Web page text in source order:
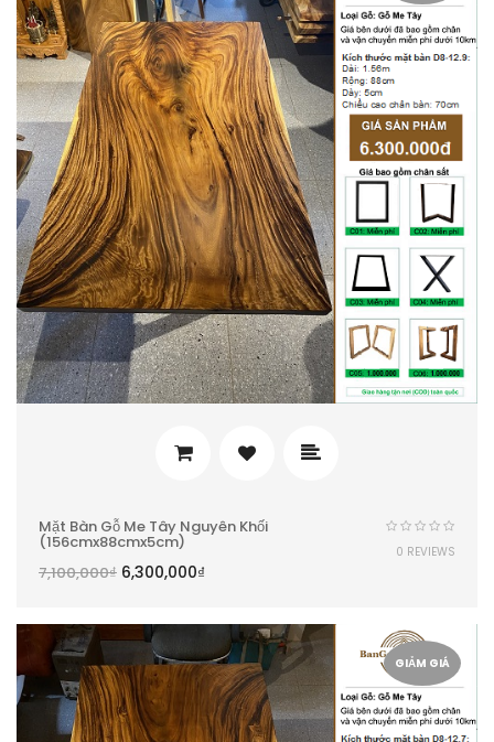
Mặt Bàn Gỗ Me Tây Nguyên Khối
(156cmx88cmx5cm)
7,100,000₫ 6,300,000₫
0 REVIEWS
GIẢM GIÁ